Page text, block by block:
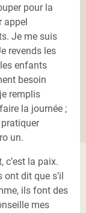
pour la
appel
Je me suis
revends les
enfants
besoin
remplis
la journée ;
un.
la paix.
dit que s’il
ils font des
mes